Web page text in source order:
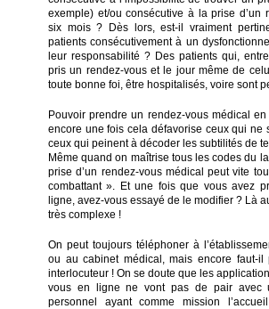
exemple) et/ou consécutive à la prise d’un
six mois ? Dès lors, est-il vraiment
patients consécutivement à un
leur responsabilité ? Des patients qui,
pris un rendez-vous et le jour même de
toute bonne foi, être hospitalisés, voire sont
Pouvoir prendre un rendez-vous médical
encore une fois cela défavorise ceux qui ne
ceux qui peinent à décoder les subtilités de
Même quand on maîtrise tous les codes du
prise d’un rendez-vous médical peut vite
combattant ». Et une fois que vous avez
ligne, avez-vous essayé de le modifier ? Là
très complexe !
On peut toujours téléphoner à
ou au cabinet médical, mais encore faut-il
interlocuteur ! On se doute que les
vous en ligne ne vont pas de pair avec
personnel ayant comme mission